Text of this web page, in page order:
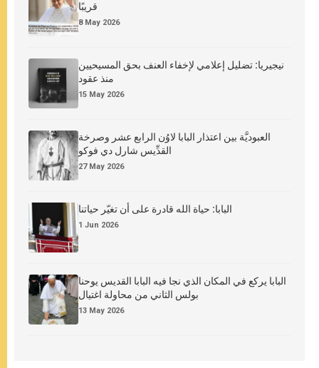
قريبًا
8 May 2026
نيجيريا: تضليل إعلامي لإخفاء العنف بحق المسيحيين
منذ عقود
15 May 2026
العبوديَّة بين اعتذار البابا لاوُن الرابع عشر وصرخة
القدِّيس شارل دي فوكو
27 May 2026
البابا: حياة الله قادرة على أن تغيّر حياتنا
1 Jun 2026
البابا يركع في المكان الذي نجا فيه البابا القديس يوحنا
بولس الثاني من محاولة اغتيال
13 May 2026